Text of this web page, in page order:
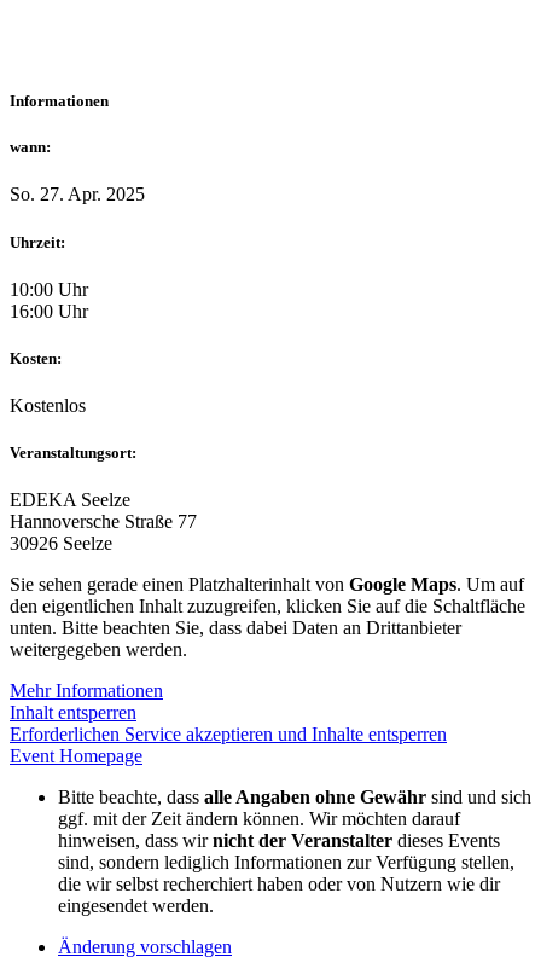
Informationen
wann:
So. 27. Apr. 2025
Uhrzeit:
10:00 Uhr
16:00 Uhr
Kosten:
Kostenlos
Veranstaltungsort:
EDEKA Seelze
Hannoversche Straße 77
30926 Seelze
Sie sehen gerade einen Platzhalterinhalt von Google Maps. Um auf
den eigentlichen Inhalt zuzugreifen, klicken Sie auf die Schaltfläche
unten. Bitte beachten Sie, dass dabei Daten an Drittanbieter
weitergegeben werden.
Mehr Informationen
Inhalt entsperren
Erforderlichen Service akzeptieren und Inhalte entsperren
Event Homepage
Bitte beachte, dass alle Angaben ohne Gewähr sind und sich
ggf. mit der Zeit ändern können. Wir möchten darauf
hinweisen, dass wirnicht der Veranstalter dieses Events
sind, sondern lediglich Informationen zur Verfügung stellen,
die wir selbst recherchiert haben oder von Nutzern wie dir
eingesendet werden.
Änderung vorschlagen